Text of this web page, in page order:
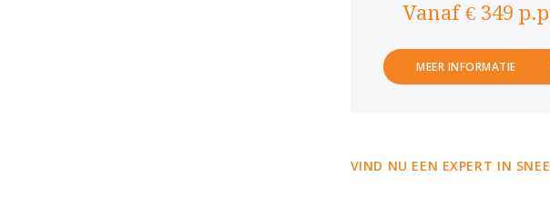
Vanaf € 349
MEER INFORMATIE
VIND NU EEN EXPERT IN